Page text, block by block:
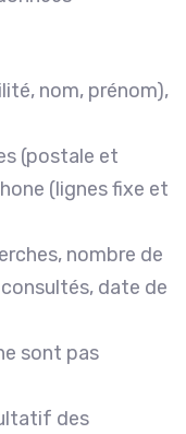
nom, prénom),
(postale et
(lignes fixe et
nombre de
date de
sont pas
des